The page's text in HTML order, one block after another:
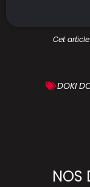
Cet
DOKI
NOS